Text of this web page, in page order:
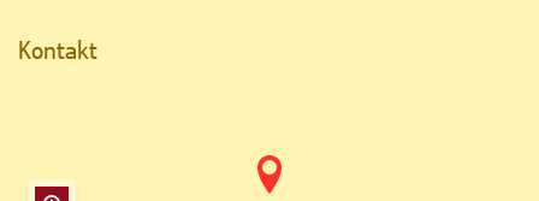
Kontakt